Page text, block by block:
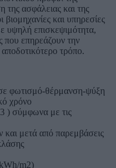
της ασφάλειας και της
βιομηχανίες και υπηρεσίες
υψηλή επισκεψιμότητα,
που επηρεάζουν την
τρόπο.
φωτισμό-θέρμανση-ψύξη
χρόνο
) σύμφωνα με τις
και μετά από παρεμβάσεις
m2)